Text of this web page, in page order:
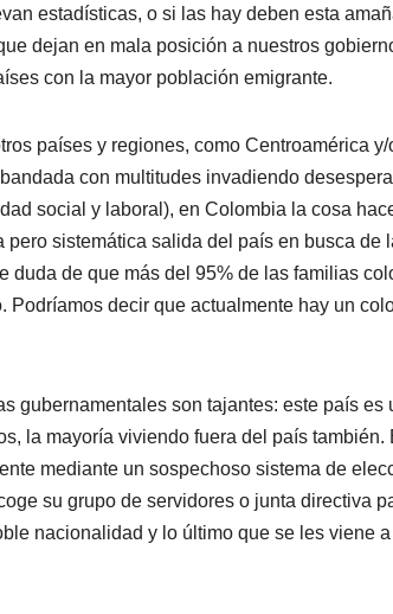
d
I
n
d
s
estadísticas, o si las hay deben esta
dejan en mala posición a nuestros
con la mayor población emigrante.
países y regiones, como Centroamérica
con multitudes invadiendo
social y laboral), en Colombia la cosa
pero sistemática salida del país en busca de
duda de que más del 95% de las familias
Podríamos decir que actualmente hay un
gubernamentales son tajantes: este país
la mayoría viviendo fuera del país
mediante un sospechoso sistema de
su grupo de servidores o junta directiva
nacionalidad y lo último que se les viene